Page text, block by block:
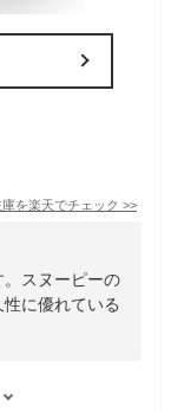
を楽天でチェック >>
スヌーピーの
に優れている